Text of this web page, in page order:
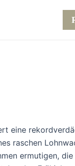
eine
raschen
ermutigen,